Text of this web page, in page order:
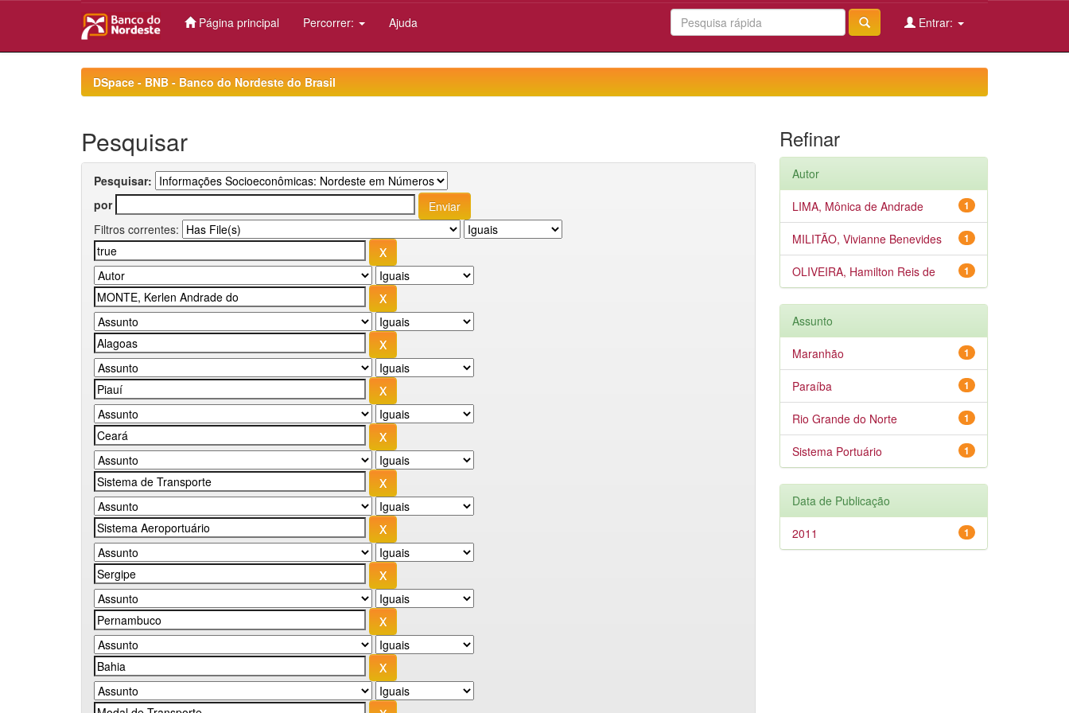
Página principal Percorrer: Ajuda Entrar:
DSpace - BNB - Banco do Nordeste do Brasil
Pesquisar
Pesquisar:
por
Filtros correntes:
Refinar
Autor
1
LIMA, Mônica de Andrade
1
MILITÃO, Vivianne Benevides
1
OLIVEIRA, Hamilton Reis de
Assunto
1
Maranhão
1
Paraíba
1
Rio Grande do Norte
1
Sistema Portuário
Data de Publicação
1
2011